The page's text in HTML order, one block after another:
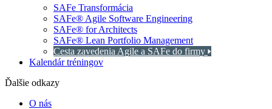
SAFe Transformácia
SAFe® Agile Software Engineering
SAFe® for Architects
SAFe® Lean Portfolio Management
Cesta zavedenia Agile a SAFe do firmy
Kalendár tréningov
Ďalšie odkazy
O nás